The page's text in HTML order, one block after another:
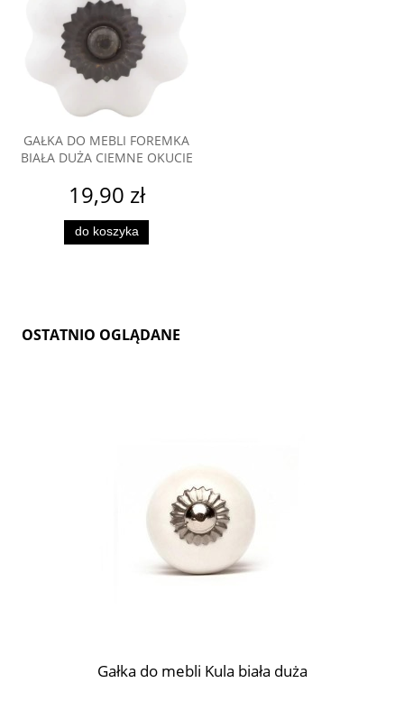
GAŁKA DO MEBLI FOREMKA
BIAŁA DUŻA CIEMNE OKUCIE
19,90 zł
do koszyka
OSTATNIO OGLĄDANE
Gałka do mebli Kula biała duża